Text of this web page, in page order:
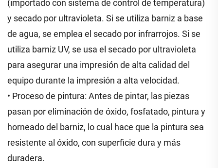
(importado con sistema de control de temperatura)
y secado por ultravioleta. Si se utiliza barniz a base
de agua, se emplea el secado por infrarrojos. Si se
utiliza barniz UV, se usa el secado por ultravioleta
para asegurar una impresión de alta calidad del
equipo durante la impresión a alta velocidad.
• Proceso de pintura: Antes de pintar, las piezas
pasan por eliminación de óxido, fosfatado, pintura y
horneado del barniz, lo cual hace que la pintura sea
resistente al óxido, con superficie dura y más
duradera.